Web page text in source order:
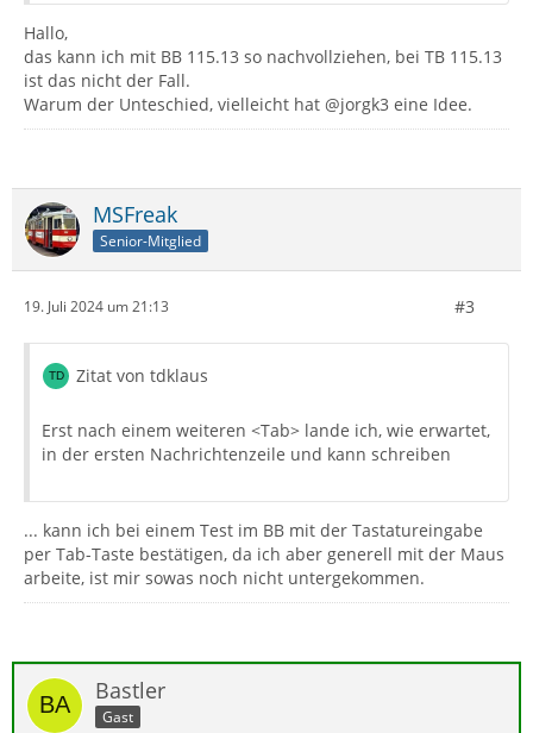
Hallo,
das kann ich mit BB 115.13 so nachvollziehen, bei TB 115.13
ist das nicht der Fall.
Warum der Unteschied, vielleicht hat @jorgk3 eine Idee.
MSFreak
Senior-Mitglied
19. Juli 2024 um 21:13 #3
Zitat von tdklaus
Erst nach einem weiteren <Tab> lande ich, wie erwartet,
in der ersten Nachrichtenzeile und kann schreiben
... kann ich bei einem Test im BB mit der Tastatureingabe
per Tab-Taste bestätigen, da ich aber generell mit der Maus
arbeite, ist mir sowas noch nicht untergekommen.
Bastler
Gast